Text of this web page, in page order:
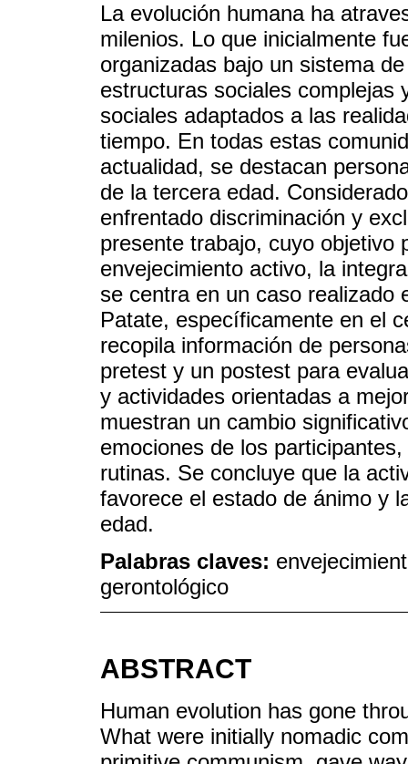
La evolución humana ha
milenios. Lo que inicialmente
organizadas bajo un sistema
estructuras sociales complejas
sociales adaptados a las
tiempo. En todas estas
actualidad, se destacan
de la tercera edad.
enfrentado discriminación y
presente trabajo, cuyo objetivo
envejecimiento activo, la
se centra en un caso realizado
Patate, específicamente en el
recopila información de
pretest y un postest para
y actividades orientadas a
muestran un cambio
emociones de los
rutinas. Se concluye que la
favorece el estado de ánimo y
edad.
Palabras claves:
gerontológico
ABSTRACT
Human evolution has gone
What were initially nomadic